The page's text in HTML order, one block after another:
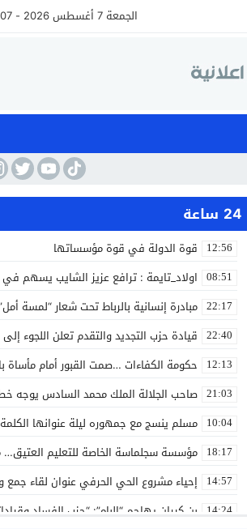
الجمعة 7 أغسطس 2026 - 5:07 صباحًا
24 ساعة
12:56 قوة الدولة في قوة مؤسساتها
08:51 اولاد_تايمة : ترافع عزيز الشايب يسهم
22:17 مبادرة إنسانية بالرباط تحت شعار “لمسة
22:40 قيادة حزب التجديد والتقدم تعلن اللجوء
12:13 حكومة الكفاءات …صمت القبور أمام مأساة
21:03 صاحب الجلالة الملك محمد السادس يوجه
10:04 مسلم ينسج مع جمهوره ليلة عنوانها
18:17 مؤسسة سجلماسة الخاصة للتعليم العتيق…
14:57 إحياء مشروع الحي الحرفي عنوان لقاء جمع
14:24 بن كيران يهاجم “البام”: “حزب الفساد